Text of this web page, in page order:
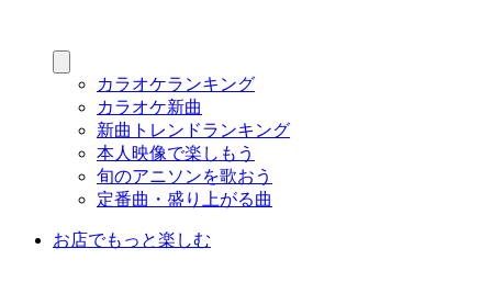
カラオケランキング
カラオケ新曲
新曲トレンドランキング
本人映像で楽しもう
旬のアニソンを歌おう
定番曲・盛り上がる曲
お店でもっと楽しむ